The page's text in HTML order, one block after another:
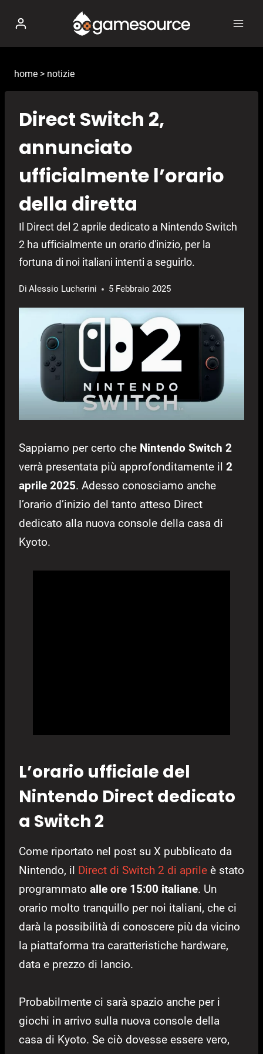
contenuto
home > notizie
Direct Switch 2,
annunciato
ufficialmente l’orario
della diretta
Il Direct del 2 aprile dedicato a Nintendo Switch
2 ha ufficialmente un orario d'inizio, per la
fortuna di noi italiani intenti a seguirlo.
Di Alessio Lucherini 5 Febbraio 2025
Sappiamo per certo che Nintendo Switch 2
verrà presentata più approfonditamente il 2
aprile 2025. Adesso conosciamo anche
l’orario d’inizio del tanto atteso Direct
dedicato alla nuova console della casa di
Kyoto.
L’orario ufficiale del
Nintendo Direct dedicato
a Switch 2
Come riportato nel post su X pubblicato da
Nintendo, il Direct di Switch 2 di aprile è stato
programmato alle ore 15:00 italiane. Un
orario molto tranquillo per noi italiani, che ci
darà la possibilità di conoscere più da vicino
la piattaforma tra caratteristiche hardware,
data e prezzo di lancio.
Probabilmente ci sarà spazio anche per i
giochi in arrivo sulla nuova console della
casa di Kyoto. Se ciò dovesse essere vero,